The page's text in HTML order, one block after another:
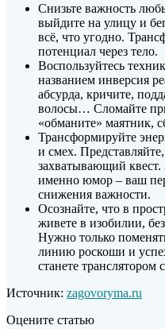
Снизьте важность
выйдите на улицу и
всё, что угодно.
потенциал через тело.
Воспользуйтесь
названием инверсия
абсурда, кричите,
волосы… Сломайте
«обманите» маятник,
Трансформируйте
и смех.
захватывающий квест.
именно юмор – ваш
снижения важности.
Осознайте, что в
живете в изобилии,
Нужно только
линию роскоши и
станете транслятором
Источник: zagovoryma.ru
Оцените статью